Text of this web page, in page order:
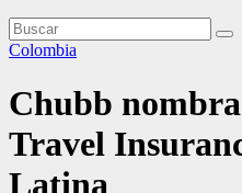
Colombia
Chubb
Travel
Latina